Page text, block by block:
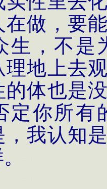
在做，要
生，不是
理地上去
的体也是
定你所有
，我认知